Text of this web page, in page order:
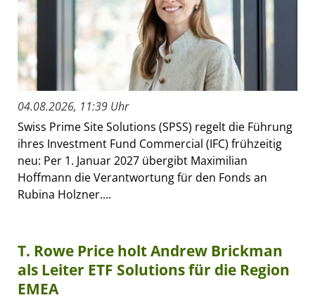
04.08.2026, 11:39 Uhr
Swiss Prime Site Solutions (SPSS) regelt die Führung
ihres Investment Fund Commercial (IFC) frühzeitig
neu: Per 1. Januar 2027 übergibt Maximilian
Hoffmann die Verantwortung für den Fonds an
Rubina Holzner....
T. Rowe Price holt Andrew Brickman
als Leiter ETF Solutions für die Region
EMEA